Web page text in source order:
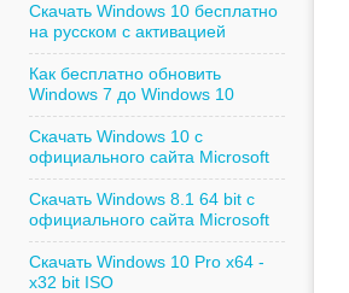
Скачать Windows 10 бесплатно
на русском с активацией
Как бесплатно обновить
Windows 7 до Windows 10
Скачать Windows 10 с
официального сайта Microsoft
Скачать Windows 8.1 64 bit с
официального сайта Microsoft
Скачать Windows 10 Pro x64 -
x32 bit ISO